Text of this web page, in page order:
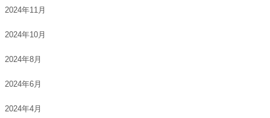
2024年11月
2024年10月
2024年8月
2024年6月
2024年4月